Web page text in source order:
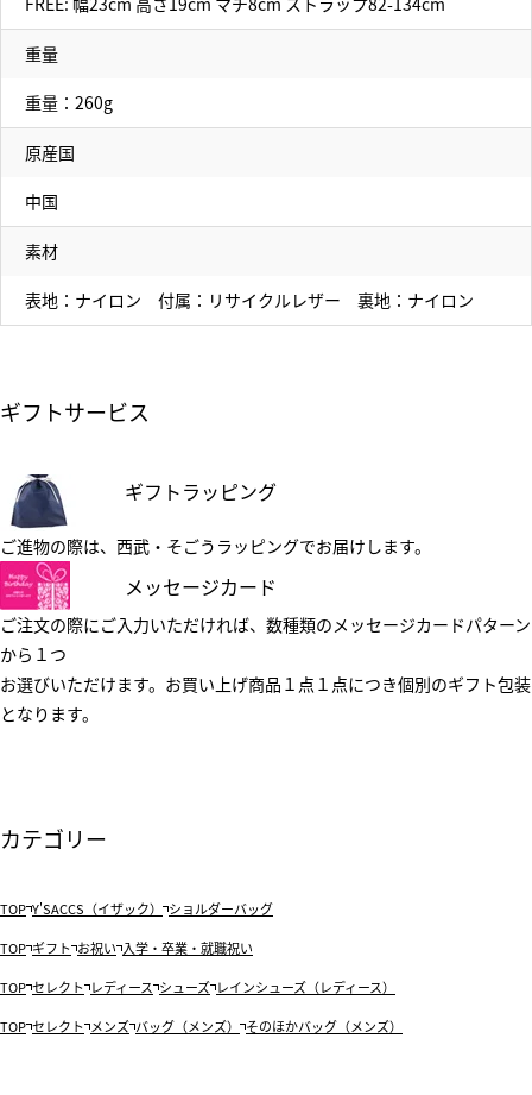
重量
重量：260g
原産国
中国
素材
表地：ナイロン 付属：リサイクルレザー 裏地：ナイロン
ギフトサービス
ギフトラッピング
ご進物の際は、西武・そごうラッピングでお届けします。
メッセージカード
ご注文の際にご入力いただければ、数種類のメッセージカードパターン
から１つ
お選びいただけます。お買い上げ商品１点１点につき個別のギフト包装
となります。
カテゴリー
TOP Y'SACCS（イザック） ショルダーバッグ
TOP ギフト お祝い 入学・卒業・就職祝い
TOP セレクト レディース シューズ レインシューズ（レディース）
TOP セレクト メンズ バッグ（メンズ） そのほかバッグ（メンズ）